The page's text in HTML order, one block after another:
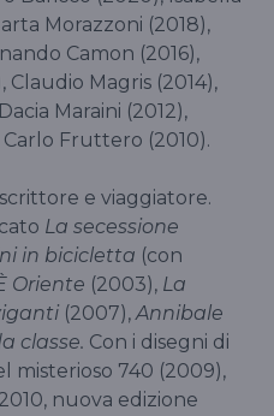
Morazzoni (2018),
Camon (2016),
Claudio Magris (2014),
Maraini (2012),
Carlo Fruttero (2010).
e viaggiatore.
La secessione
in bicicletta (con
Oriente (2003), La
(2007),Annibale
classe. Con i disegni di
misterioso 740 (2009),
nuova edizione